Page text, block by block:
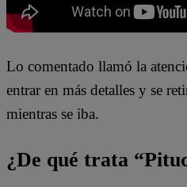
Lo comentado llamó la
entrar en más detalles y se
mientras se iba.
¿De qué trata